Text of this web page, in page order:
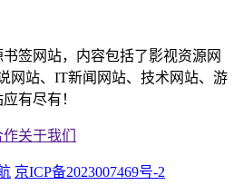
签网站，内容包括了影视资源网
网站、IT新闻网站、技术网站、游
有尽有！
作关于我们
京ICP备2023007469号-2